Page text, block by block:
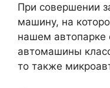
При совершении
машину, на
нашем автопарке
автомашины
то также